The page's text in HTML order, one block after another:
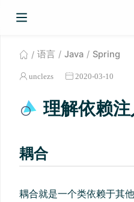
语言 Java Spring
unclezs 2020-03-10
理解依赖
耦合
耦合就是一个类依赖于其